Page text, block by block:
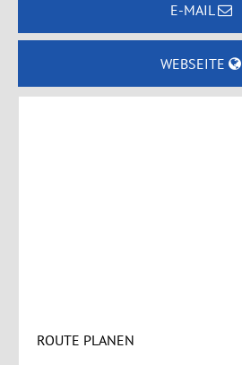
E-MAIL
WEBSEITE
ROUTE PLANEN